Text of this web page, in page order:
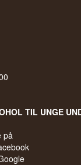
TIL UNGE
på